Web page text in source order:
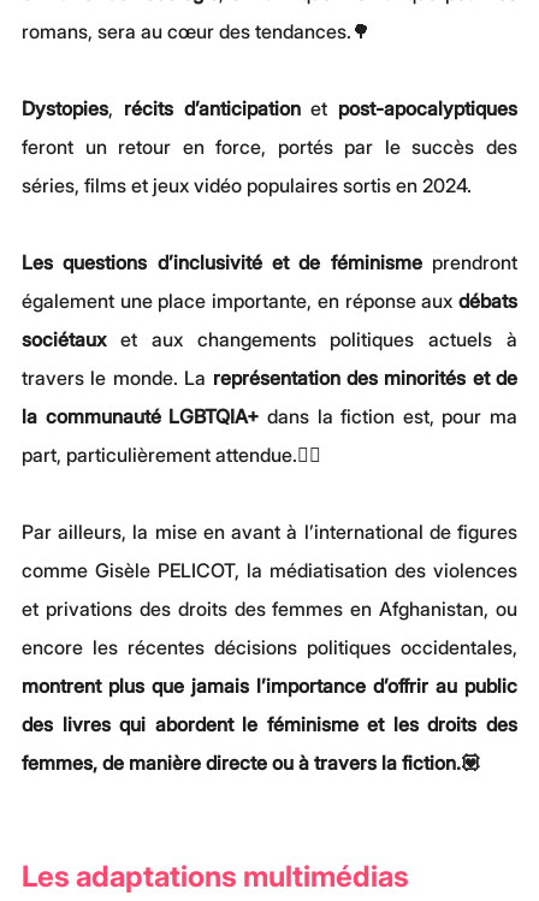
romans, sera au cœur des tendances.🌳
Dystopies, récits d’anticipation et post-apocalyptiques
feront un retour en force, portés par le succès des
séries, films et jeux vidéo populaires sortis en 2024.
Les questions d’inclusivité et de féminisme prendront
également une place importante, en réponse aux débats
sociétaux et aux changements politiques actuels à
travers le monde. La représentation des minorités et de
la communauté LGBTQIA+ dans la fiction est, pour ma
part, particulièrement attendue.🏳️‍🌈
Par ailleurs, la mise en avant à l’international de figures
comme Gisèle PELICOT, la médiatisation des violences
et privations des droits des femmes en Afghanistan, ou
montrent plus que jamais l’importance d’offrir au public
des livres qui abordent le féminisme et les droits des
femmes, de manière directe ou à travers la fiction.💟
Les adaptations multimédias